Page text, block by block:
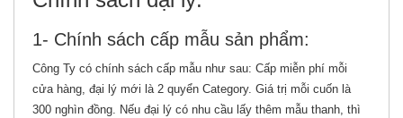
1- Chính sách cấp mẫu sản phẩm:
Công Ty có chính sách cấp mẫu như sau: Cấp miễn phí mỗi
cửa hàng, đại lý mới là 2 quyển Category. Giá trị mỗi cuốn là
300 nghìn đồng. Nếu đại lý có nhu cầu lấy thêm mẫu thanh, thì